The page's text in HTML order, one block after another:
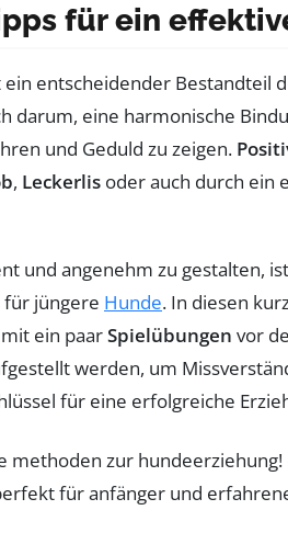
für ein
entscheidender Bestandteil
darum, eine harmonische
und Geduld zu zeigen.
, Leckerlis oder auch durch ein
und angenehm zu gestalten,
für jüngere Hunde. In diesen
ein paarSpielübungen vor
werden, um
für eine erfolgreiche